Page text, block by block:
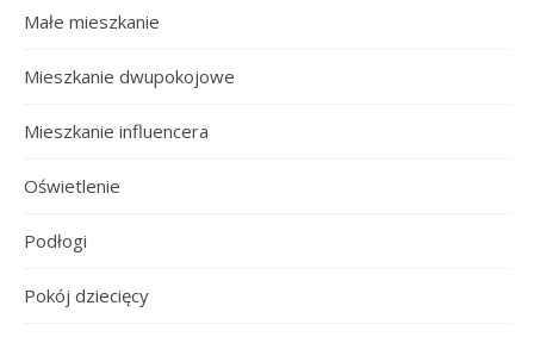
Małe mieszkanie
Mieszkanie dwupokojowe
Mieszkanie influencera
Oświetlenie
Podłogi
Pokój dziecięcy